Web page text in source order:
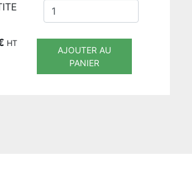
HT
AJOUTER AU
PANIER